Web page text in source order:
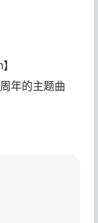
年的主题曲